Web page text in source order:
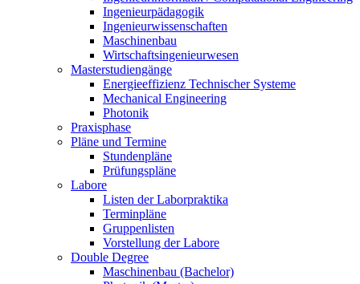
Ingenieurpädagogik
Ingenieurwissenschaften
Maschinenbau
Wirtschaftsingenieurwesen
Masterstudiengänge
Energieeffizienz Technischer Systeme
Mechanical Engineering
Photonik
Praxisphase
Pläne und Termine
Stundenpläne
Prüfungspläne
Labore
Listen der Laborpraktika
Terminpläne
Gruppenlisten
Vorstellung der Labore
Double Degree
Maschinenbau (Bachelor)